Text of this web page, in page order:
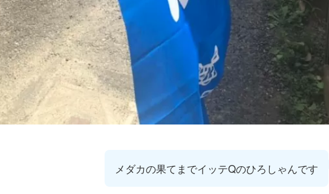
メダカの果てまでイッテQのひろしゃんです